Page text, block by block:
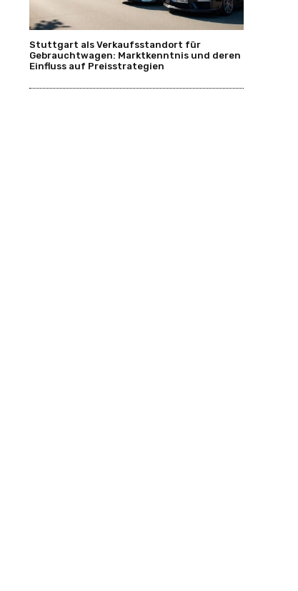
Stuttgart als Verkaufsstandort für
Gebrauchtwagen: Marktkenntnis und deren
Einfluss auf Preisstrategien